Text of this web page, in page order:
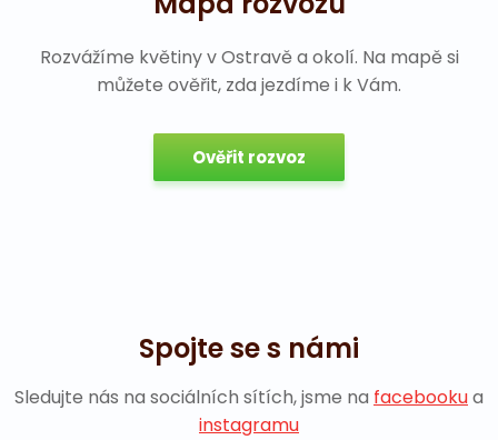
Rozvážíme květiny v Ostravě a okolí. Na mapě si
můžete ověřit, zda jezdíme i k Vám.
Ověřit rozvoz
Spojte se s námi
Sledujte nás na sociálních sítích, jsme na facebookua
instagramu